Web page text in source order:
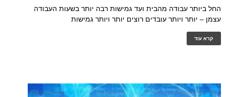
החל ביותר עבודה מהבית ועד גמישות רבה יותר בשעות העבודה
עצמן – יותר ויותר עובדים רוצים יותר ויותר גמישות
קרא עוד